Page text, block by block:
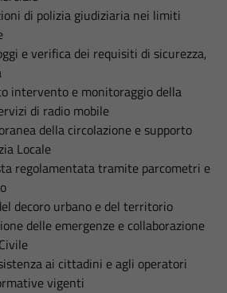
di polizia giudiziaria nei limiti
e verifica dei requisiti di sicurezza,
intervento e monitoraggio della
di radio mobile
della circolazione e supporto
Locale
regolamentata tramite parcometri e
decoro urbano e del territorio
delle emergenze e collaborazione
ai cittadini e agli operatori
vigenti